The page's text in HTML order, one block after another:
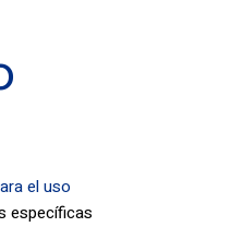
el uso
específicas